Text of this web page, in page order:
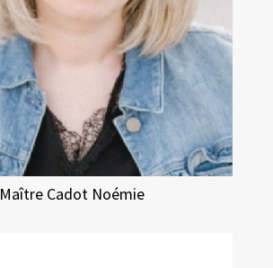
Maître Cadot Noémie